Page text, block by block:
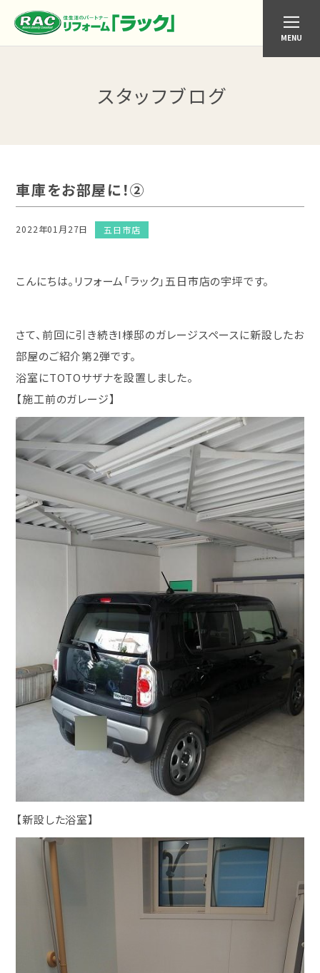
MENU
スタッフブログ
車庫をお部屋に！②
2022年01月27日 五日市店
こんにちは。リフォーム「ラック」五日市店の宇坪です。
さて、前回に引き続きI様邸のガレージスペースに新設したお
部屋のご紹介第2弾です。
浴室にTOTOサザナを設置しました。
【施工前のガレージ】
【新設した浴室】